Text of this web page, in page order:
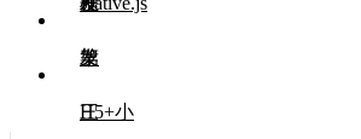
架
发
第
三
H5+小